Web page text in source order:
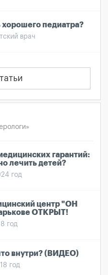
хорошего педиатра?
врач
гарантий:
лечить детей?
год
центр "ОН
ОТКРЫТ!
год
внутри? (ВИДЕО)
год